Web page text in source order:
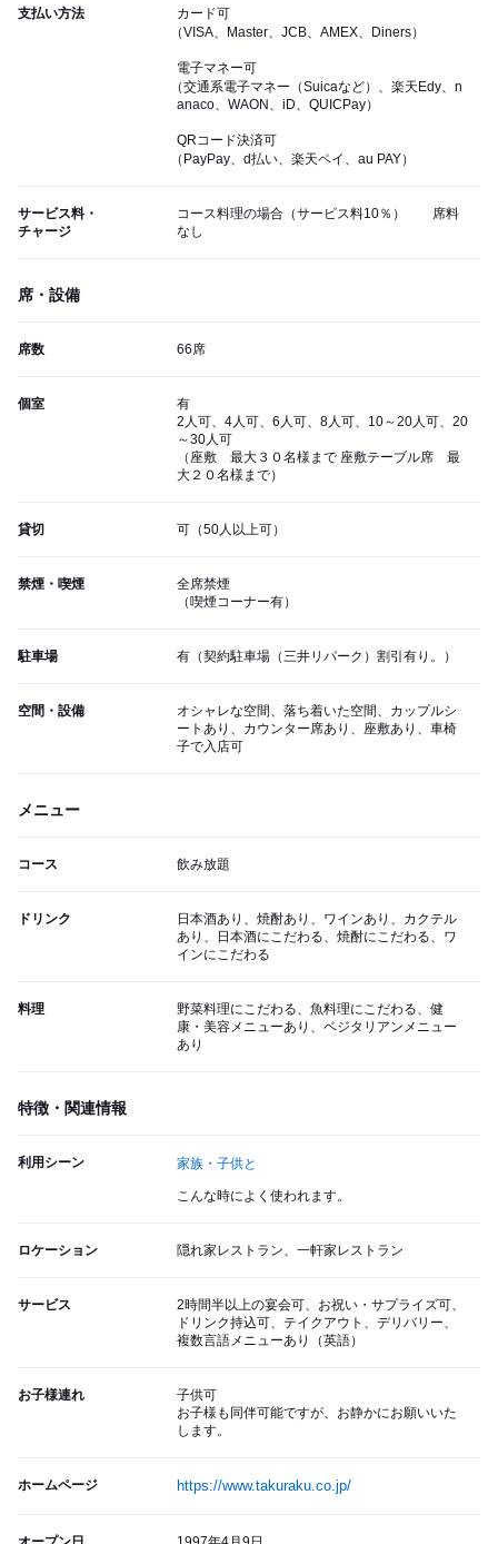
支払い方法
カード可
（VISA、Master、JCB、AMEX、Diners）
電子マネー可
（交通系電子マネー（Suicaなど）、楽天Edy、n
anaco、WAON、iD、QUICPay）
QRコード決済可
（PayPay、d払い、楽天ペイ、au PAY）
サービス料・
チャージ
コース料理の場合（サービス料10％） 席料
なし
席・設備
席数 66席
個室
有
2人可、4人可、6人可、8人可、10～20人可、20
～30人可
（座敷 最大３０名様まで 座敷テーブル席 最
大２０名様まで）
貸切 可（50人以上可）
禁煙・喫煙
全席禁煙
（喫煙コーナー有）
駐車場 有（契約駐車場（三井リパーク）割引有り。）
空間・設備
オシャレな空間、落ち着いた空間、カップルシ
ートあり、カウンター席あり、座敷あり、車椅
子で入店可
メニュー
コース 飲み放題
ドリンク
日本酒あり、焼酎あり、ワインあり、カクテル
あり、日本酒にこだわる、焼酎にこだわる、ワ
インにこだわる
料理
野菜料理にこだわる、魚料理にこだわる、健
康・美容メニューあり、ベジタリアンメニュー
あり
特徴・関連情報
利用シーン 家族・子供と
こんな時によく使われます。
ロケーション 隠れ家レストラン、一軒家レストラン
サービス
2時間半以上の宴会可、お祝い・サプライズ可、
ドリンク持込可、テイクアウト、デリバリー、
複数言語メニューあり（英語）
お子様連れ
子供可
お子様も同伴可能ですが、お静かにお願いいた
します。
ホームページ https://www.takuraku.co.jp/